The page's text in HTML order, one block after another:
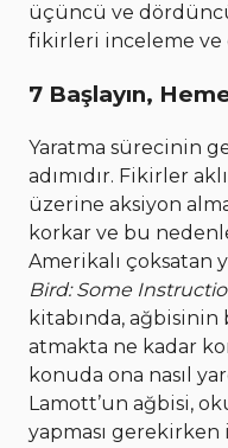
üçüncü ve
fikirleri inceleme ve
7 Başlayın,
Yaratma sürecinin
adımıdır. Fikirler
üzerine aksiyon
korkar ve bu
Amerikalı çoksatan
Bird: Some
kitabında, ağbisinin
atmakta ne kadar
konuda ona nasıl
Lamott’un ağbisi,
yapması gerekirken